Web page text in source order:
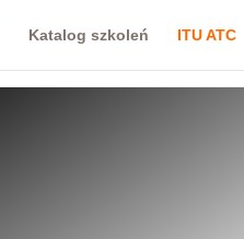
Katalog szkoleń ITU ATC